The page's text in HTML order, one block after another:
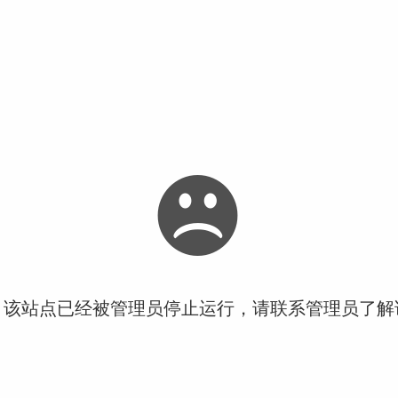
站点已经被管理员停止运行，请联系管理员了